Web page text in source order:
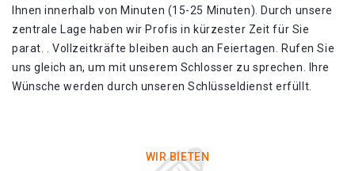
Ihnen innerhalb von Minuten (15-25 Minuten). Durch unsere
zentrale Lage haben wir Profis in kürzester Zeit für Sie
parat. . Vollzeitkräfte bleiben auch an Feiertagen. Rufen Sie
uns gleich an, um mit unserem Schlosser zu sprechen. Ihre
Wünsche werden durch unseren Schlüsseldienst erfüllt.
WIR BIETEN